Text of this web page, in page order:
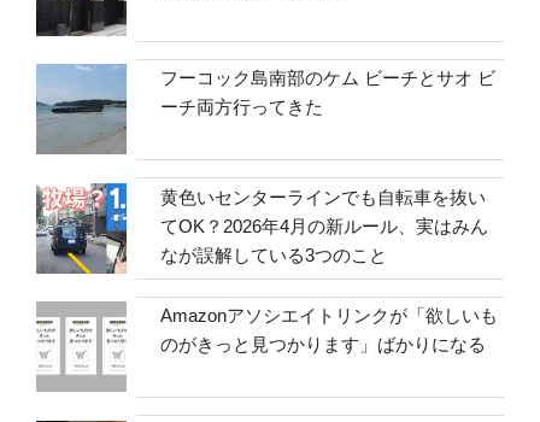
フーコック島南部のケム ビーチとサオ ビ
ーチ両方行ってきた
黄色いセンターラインでも自転車を抜い
てOK？2026年4月の新ルール、実はみん
なが誤解している3つのこと
Amazonアソシエイトリンクが「欲しいも
のがきっと見つかります」ばかりになる